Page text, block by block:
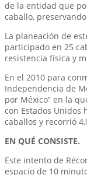
de la entidad que
caballo,
La planeación de
participado en 25
resistencia física y
En el 2010 para
Independencia de
por México” en la
con Estados Unidos
caballos y recorrió
EN QUÉ CONSISTE.
Este intento de
espacio de 10